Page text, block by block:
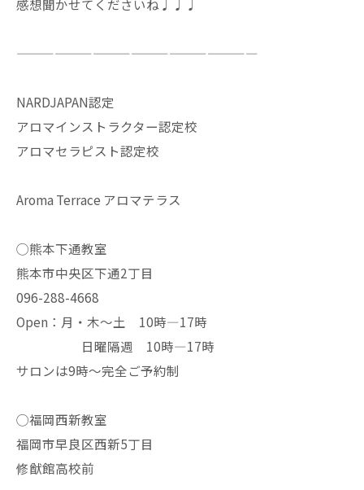
感想聞かせてくださいね♩♩♩
———————————————————
NARDJAPAN認定
アロマインストラクター認定校
アロマセラピスト認定校
Aroma Terrace アロマテラス
◯熊本下通教室
熊本市中央区下通2丁目
096-288-4668
Open：月・木〜土 10時—17時
日曜隔週 10時—17時
サロンは9時〜完全ご予約制
◯福岡西新教室
福岡市早良区西新5丁目
修猷館高校前